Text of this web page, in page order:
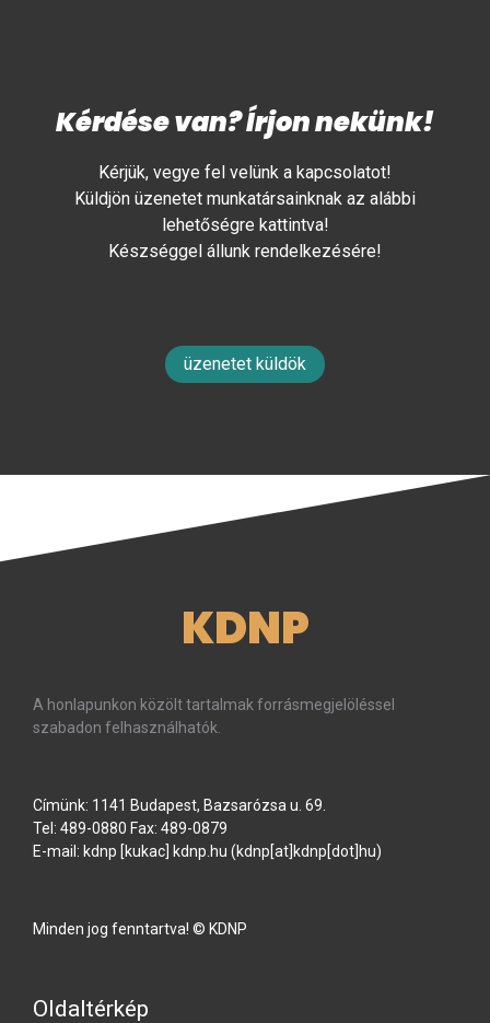
Kérdése van? Írjon nekünk!
Kérjük, vegye fel velünk a kapcsolatot!
Küldjön üzenetet munkatársainknak az alábbi
lehetőségre kattintva!
Készséggel állunk rendelkezésére!
üzenetet küldök
KDNP
A honlapunkon közölt tartalmak forrásmegjelöléssel
szabadon felhasználhatók.
Címünk: 1141 Budapest, Bazsarózsa u. 69.
Tel: 489-0880 Fax: 489-0879
E-mail: kdnp [kukac] kdnp.hu (kdnp[at]kdnp[dot]hu)
Minden jog fenntartva! © KDNP
Oldaltérkép